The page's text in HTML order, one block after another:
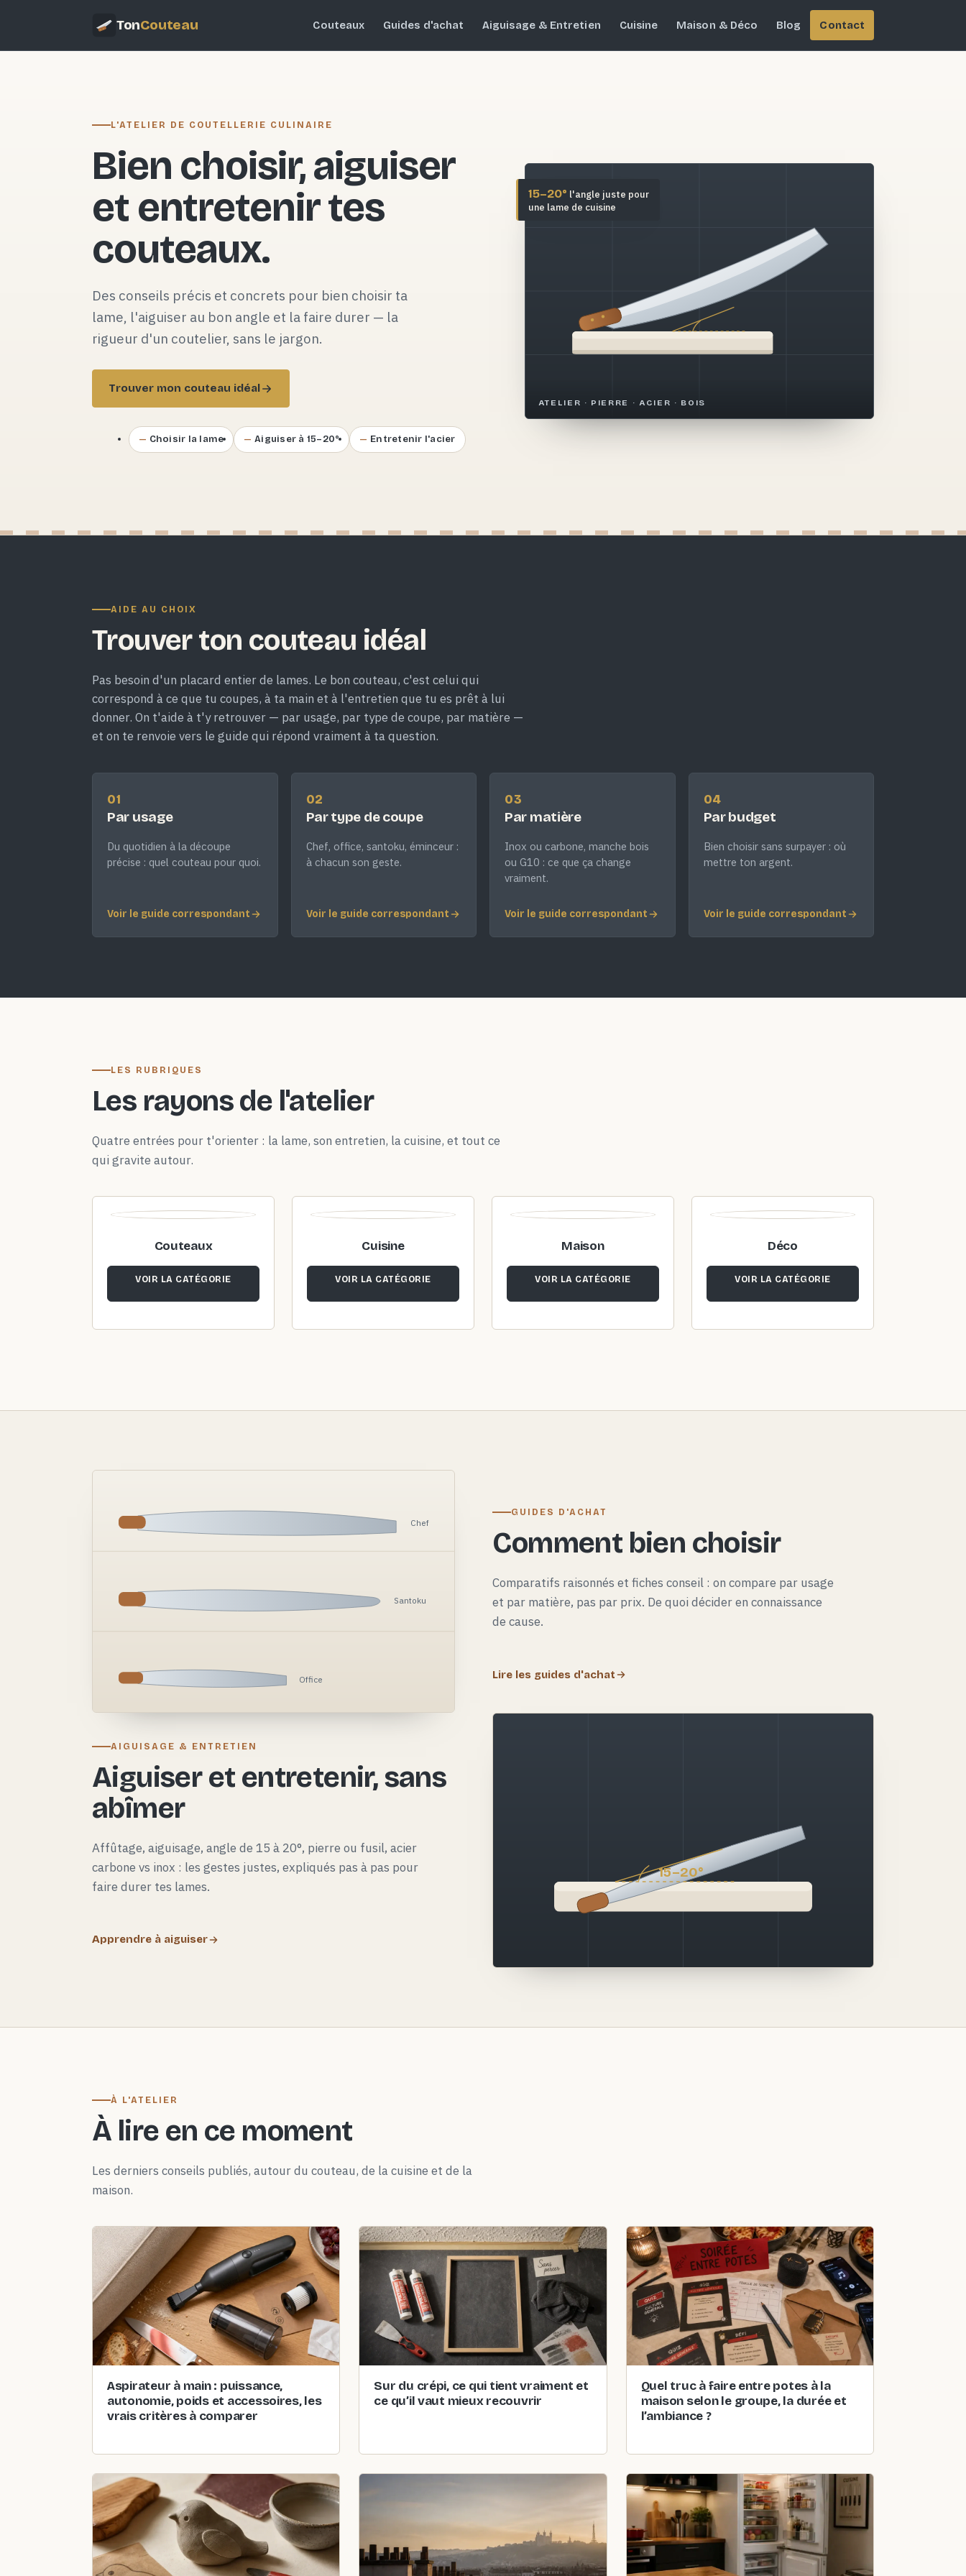
TonCouteau Couteaux Guides d'achat Aiguisage & Entretien Cuisine Maison & Déco Blog Contact
L'ATELIER DE COUTELLERIE CULINAIRE
Bien choisir, aiguiser
et entretenir tes
couteaux.
Des conseils précis et concrets pour bien choisir ta
lame, l'aiguiser au bon angle et la faire durer — la
rigueur d'un coutelier, sans le jargon.
Trouver mon couteau idéal
Choisir la lame Aiguiser à 15–20° Entretenir l'acier
ATELIER · PIERRE · ACIER · BOIS
15–20° l'angle juste pour
une lame de cuisine
AIDE AU CHOIX
Trouver ton couteau idéal
Pas besoin d'un placard entier de lames. Le bon couteau, c'est celui qui
correspond à ce que tu coupes, à ta main et à l'entretien que tu es prêt à lui
donner. On t'aide à t'y retrouver — par usage, par type de coupe, par matière —
et on te renvoie vers le guide qui répond vraiment à ta question.
01
Par usage
Du quotidien à la découpe
précise : quel couteau pour quoi.
Voir le guide correspondant
02
Par type de coupe
Chef, office, santoku, éminceur :
à chacun son geste.
Voir le guide correspondant
03
Par matière
Inox ou carbone, manche bois
ou G10 : ce que ça change
vraiment.
Voir le guide correspondant
04
Par budget
Bien choisir sans surpayer : où
mettre ton argent.
Voir le guide correspondant
LES RUBRIQUES
Les rayons de l'atelier
Quatre entrées pour t'orienter : la lame, son entretien, la cuisine, et tout ce
qui gravite autour.
Couteaux
VOIR LA CATÉGORIE
Cuisine
VOIR LA CATÉGORIE
Maison
VOIR LA CATÉGORIE
Déco
VOIR LA CATÉGORIE
Chef
Santoku
Office
GUIDES D'ACHAT
Comment bien choisir
Comparatifs raisonnés et fiches conseil : on compare par usage
et par matière, pas par prix. De quoi décider en connaissance
de cause.
Lire les guides d'achat
15–20°
AIGUISAGE & ENTRETIEN
Aiguiser et entretenir, sans
abîmer
Affûtage, aiguisage, angle de 15 à 20°, pierre ou fusil, acier
carbone vs inox : les gestes justes, expliqués pas à pas pour
faire durer tes lames.
Apprendre à aiguiser
À L'ATELIER
À lire en ce moment
Les derniers conseils publiés, autour du couteau, de la cuisine et de la
maison.
Aspirateur à main : puissance,
autonomie, poids et accessoires, les
vrais critères à comparer
Sur du crépi, ce qui tient vraiment et
ce qu’il vaut mieux recouvrir
Quel truc à faire entre potes à la
maison selon le groupe, la durée et
l’ambiance ?